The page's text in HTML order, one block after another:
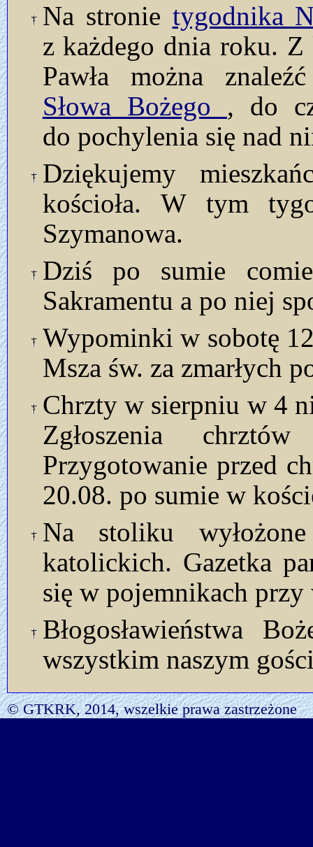
Na stronie tygodnika
z każdego dnia roku. Z
Pawła można
Słowa Bożego , do
do pochylenia się nad
Dziękujemy
kościoła. W tym
Szymanowa.
Dziś po sumie
Sakramentu a po niej
Wypominki w sobotę
Msza św. za zmarłych
Chrzty w sierpniu w 4
Zgłoszenia
Przygotowanie przed
20.08. po sumie w
Na stoliku
katolickich. Gazetka
się w pojemnikach przy
Błogosławieństwa
wszystkim naszym
© GTKRK, 2014, wszelkie prawa zastrzeżone